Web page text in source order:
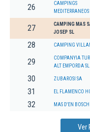
26
CAMPINGS
MEDITERRANEOS
27
CAMPING MAS
JOSEP SL
28 CAMPING
29
COMPANYIA
ALT EMPORDA SL
30 ZUBAROSI SA
31 EL FLAMENCO
32 MAS D'EN BOSCH
Ver